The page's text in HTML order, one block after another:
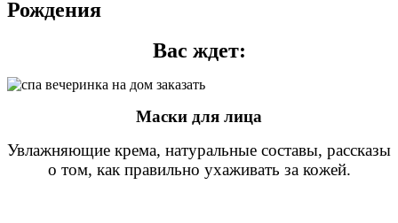
Рождения
Вас ждет:
Маски для лица
Увлажняющие крема, натуральные составы, рассказы
о том, как правильно ухаживать за кожей.